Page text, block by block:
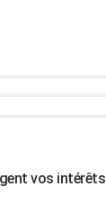
vos intérêts